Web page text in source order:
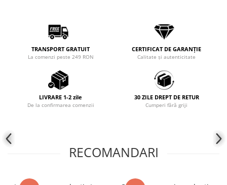
TRANSPORT GRATUIT
La comenzi peste 249 RON
CERTIFICAT DE GARANȚIE
Calitate și autenticitate
LIVRARE 1-2 zile
De la confirmarea comenzii
30 ZILE DREPT DE RETUR
Cumperi fără griji
RECOMANDARI